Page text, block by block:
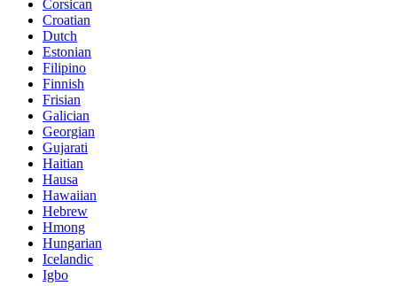
Corsican
Croatian
Dutch
Estonian
Filipino
Finnish
Frisian
Galician
Georgian
Gujarati
Haitian
Hausa
Hawaiian
Hebrew
Hmong
Hungarian
Icelandic
Igbo